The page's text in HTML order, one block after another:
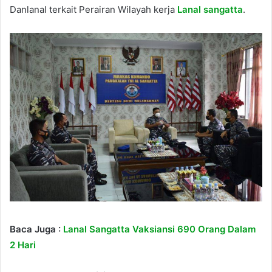
Danlanal terkait Perairan Wilayah kerja Lanal sangatta.
Baca Juga : Lanal Sangatta Vaksiansi 690 Orang Dalam
2 Hari